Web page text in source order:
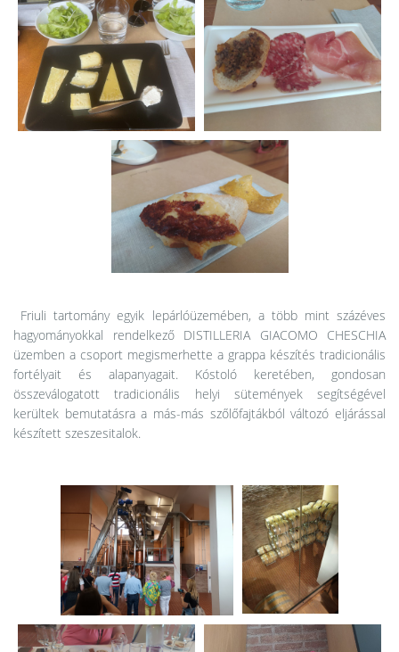
Friuli tartomány egyik lepárlóüzemében, a több mint százéves
hagyományokkal rendelkező DISTILLERIA GIACOMO CHESCHIA
üzemben a csoport megismerhette a grappa készítés tradicionális
fortélyait és alapanyagait. Kóstoló keretében, gondosan
összeválogatott tradicionális helyi sütemények segítségével
kerültek bemutatásra a más-más szőlőfajtákból változó eljárással
készített szeszesitalok.